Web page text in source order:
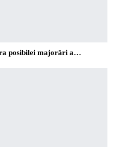
posibilei majorări a…